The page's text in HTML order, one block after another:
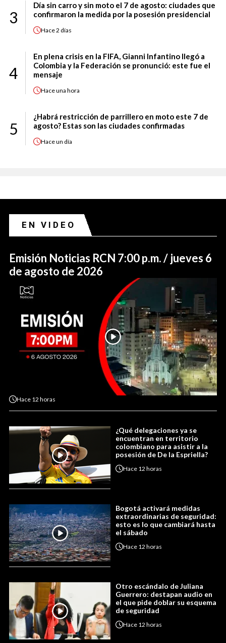
3
Día sin carro y sin moto el 7 de agosto: ciudades que
confirmaron la medida por la posesión presidencial
Hace2 días
4
En plena crisis en la FIFA, Gianni Infantino llegó a
Colombia y la Federación se pronunció: este fue el
mensaje
Haceuna hora
5
¿Habrá restricción de parrillero en moto este 7 de
agosto? Estas son las ciudades confirmadas
Haceun día
EN VIDEO
Emisión Noticias RCN 7:00 p.m. / jueves 6
de agosto de 2026
Hace 12 horas
¿Qué delegaciones ya se
encuentran en territorio
colombiano para asistir a la
posesión de De la Espriella?
Hace 12 horas
Bogotá activará medidas
extraordinarias de seguridad:
esto es lo que cambiará hasta
el sábado
Hace 12 horas
Otro escándalo de Juliana
Guerrero: destapan audio en
el que pide doblar su esquema
de seguridad
Hace 12 horas